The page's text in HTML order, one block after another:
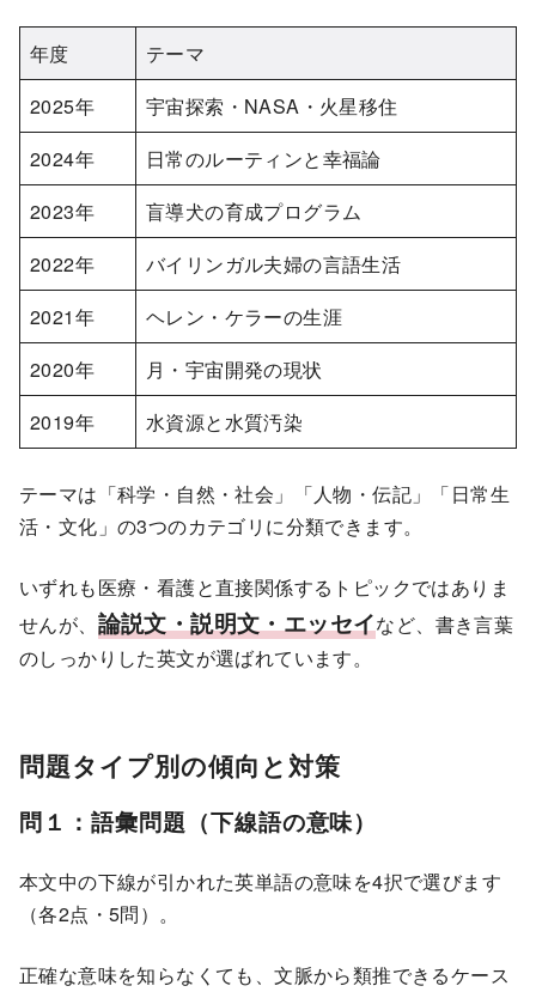
年度
テーマ
2025年
宇宙探索・NASA・火星移住
2024年
日常のルーティンと幸福論
2023年
盲導犬の育成プログラム
2022年
バイリンガル夫婦の言語生活
2021年
ヘレン・ケラーの生涯
2020年
月・宇宙開発の現状
2019年
水資源と水質汚染
テーマは「科学・自然・社会」「人物・伝記」「日常生
活・文化」の3つのカテゴリに分類できます。
いずれも医療・看護と直接関係するトピックではありま
せんが、 論説文・説明文・エッセイなど、書き言葉
のしっかりした英文が選ばれています。
問題タイプ別の傾向と対策
問１：語彙問題（下線語の意味）
本文中の下線が引かれた英単語の意味を4択で選びます
（各2点・5問）。
正確な意味を知らなくても、文脈から類推できるケース